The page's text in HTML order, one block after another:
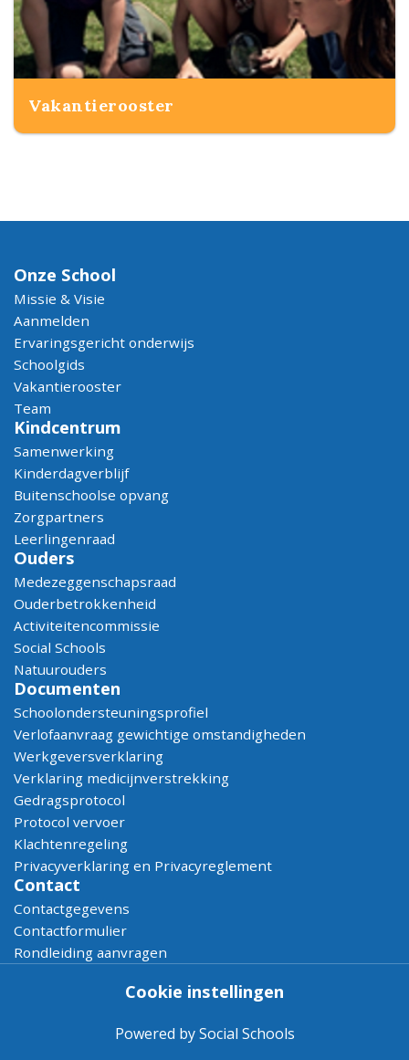
Vakantierooster
Onze School
Missie & Visie
Aanmelden
Ervaringsgericht onderwijs
Schoolgids
Vakantierooster
Team
Kindcentrum
Samenwerking
Kinderdagverblijf
Buitenschoolse opvang
Zorgpartners
Leerlingenraad
Ouders
Medezeggenschapsraad
Ouderbetrokkenheid
Activiteitencommissie
Social Schools
Natuurouders
Documenten
Schoolondersteuningsprofiel
Verlofaanvraag gewichtige omstandigheden
Werkgeversverklaring
Verklaring medicijnverstrekking
Gedragsprotocol
Protocol vervoer
Klachtenregeling
Privacyverklaring en Privacyreglement
Contact
Contactgegevens
Contactformulier
Rondleiding aanvragen
Cookie instellingen
Powered bySocial Schools